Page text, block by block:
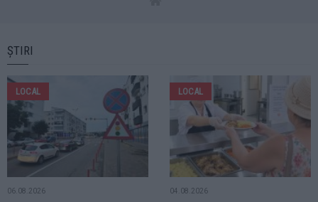
ȘTIRI
LOCAL
06.08.2026
LOCAL
04.08.2026